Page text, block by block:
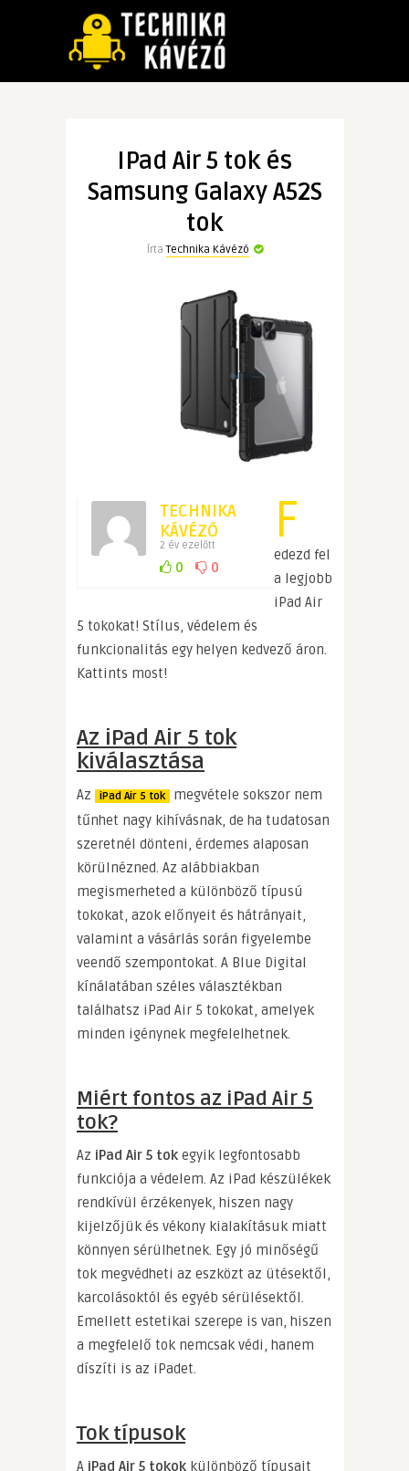
IPad Air 5 tok és
Samsung Galaxy A52S
tok
ÍrtaTechnika Kávézó
TECHNIKA
KÁVÉZÓ
2 év ezelőtt
0 0
F
edezd fel
a legjobb
iPad Air
5 tokokat! Stílus, védelem és
funkcionalitás egy helyen kedvező áron.
Kattints most!
Az iPad Air 5 tok
kiválasztása
Az iPad Air 5 tok
megvétele sokszor nem
tűnhet nagy kihívásnak, de ha tudatosan
szeretnél dönteni, érdemes alaposan
körülnézned. Az alábbiakban
megismerheted a különböző típusú
tokokat, azok előnyeit és hátrányait,
valamint a vásárlás során figyelembe
veendő szempontokat. A Blue Digital
kínálatában széles választékban
találhatsz iPad Air 5 tokokat, amelyek
minden igénynek megfelelhetnek.
Miért fontos az iPad Air 5
tok?
Az iPad Air 5 tok egyik legfontosabb
funkciója a védelem. Az iPad készülékek
rendkívül érzékenyek, hiszen nagy
kijelzőjük és vékony kialakításuk miatt
könnyen sérülhetnek. Egy jó minőségű
tok megvédheti az eszközt az ütésektől,
karcolásoktól és egyéb sérülésektől.
Emellett estetikai szerepe is van, hiszen
a megfelelő tok nemcsak védi, hanem
díszíti is az iPadet.
Tok típusok
A iPad Air 5 tokok különböző típusait